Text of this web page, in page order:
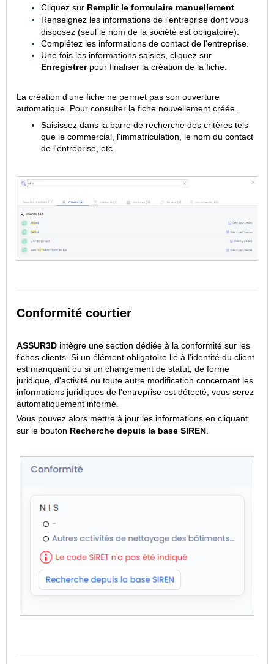
Cliquez sur Remplir le formulaire manuellement
Renseignez les informations de l'entreprise dont vous
disposez (seul le nom de la société est obligatoire).
Complétez les informations de contact de l'entreprise.
Une fois les informations saisies, cliquez sur
Enregistrerpour finaliser la création de la fiche.
La création d'une fiche ne permet pas son ouverture
automatique. Pour consulter la fiche nouvellement créée.
Saisissez dans la barre de recherche des critères tels
que le commercial, l'immatriculation, le nom du contact
de l'entreprise, etc.
Conformité courtier
ASSUR3D intègre une section dédiée à la conformité sur les
fiches clients. Si un élément obligatoire lié à l'identité du client
est manquant ou si un changement de statut, de forme
juridique, d'activité ou toute autre modification concernant les
informations juridiques de l'entreprise est détecté, vous serez
automatiquement informé.
Vous pouvez alors mettre à jour les informations en cliquant
sur le bouton Recherche depuis la base SIREN